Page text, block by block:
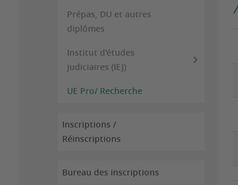
Prépas, DU et autres
diplômes
Institut d'études
judiciaires (IEJ)
UE Pro/ Recherche
Inscriptions /
Réinscriptions
Bureau des inscriptions